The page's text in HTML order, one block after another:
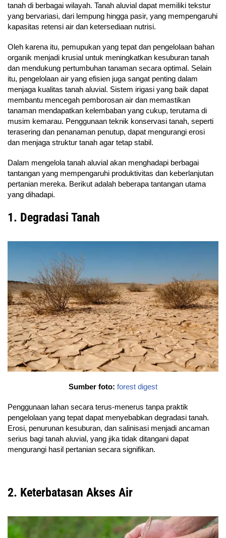
tanah di berbagai wilayah. Tanah aluvial dapat memiliki tekstur
yang bervariasi, dari lempung hingga pasir, yang mempengaruhi
kapasitas retensi air dan ketersediaan nutrisi.
Oleh karena itu, pemupukan yang tepat dan pengelolaan bahan
organik menjadi krusial untuk meningkatkan kesuburan tanah
dan mendukung pertumbuhan tanaman secara optimal. Selain
itu, pengelolaan air yang efisien juga sangat penting dalam
menjaga kualitas tanah aluvial. Sistem irigasi yang baik dapat
membantu mencegah pemborosan air dan memastikan
tanaman mendapatkan kelembaban yang cukup, terutama di
musim kemarau. Penggunaan teknik konservasi tanah, seperti
terasering dan penanaman penutup, dapat mengurangi erosi
dan menjaga struktur tanah agar tetap stabil.
Dalam mengelola tanah aluvial akan menghadapi berbagai
tantangan yang mempengaruhi produktivitas dan keberlanjutan
pertanian mereka. Berikut adalah beberapa tantangan utama
yang dihadapi.
1. Degradasi Tanah
Sumber foto: forest digest
Penggunaan lahan secara terus-menerus tanpa praktik
pengelolaan yang tepat dapat menyebabkan degradasi tanah.
Erosi, penurunan kesuburan, dan salinisasi menjadi ancaman
serius bagi tanah aluvial, yang jika tidak ditangani dapat
mengurangi hasil pertanian secara signifikan.
2. Keterbatasan Akses Air